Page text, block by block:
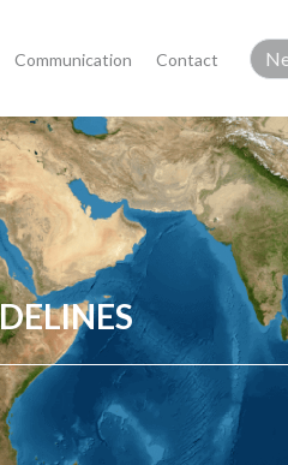
Communication Contact